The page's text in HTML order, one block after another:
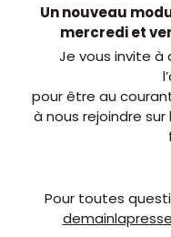
Un nouveau
mercredi et
Je vous invite
pour être au
à nous rejoindre sur
Pour toutes